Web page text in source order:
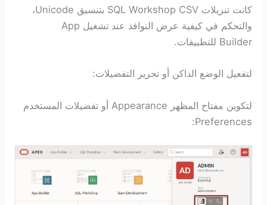
كانت تنزيلات SQL Workshop CSV بتنسيق Unicode،
والتحكم في كيفية عرض النوافذ عند تشغيل App
Builder للتطبيقات.
لتفعيل الوضع الداكن أو تحرير التفضيلات:
لتكوين مفتاح المظهر Appearance أو تفضيلات المستخدم
Preferences: